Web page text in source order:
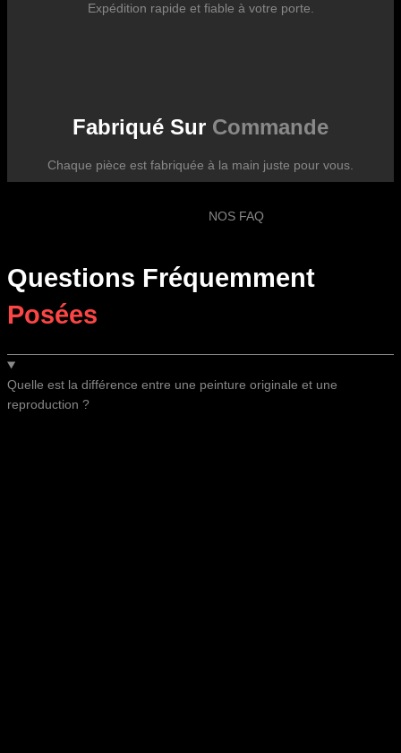
Expédition rapide et fiable à votre porte.
Fabriqué Sur Commande
Chaque pièce est fabriquée à la main juste pour vous.
NOS FAQ
Questions Fréquemment
Posées
Quelle est la différence entre une peinture originale et une
reproduction ?